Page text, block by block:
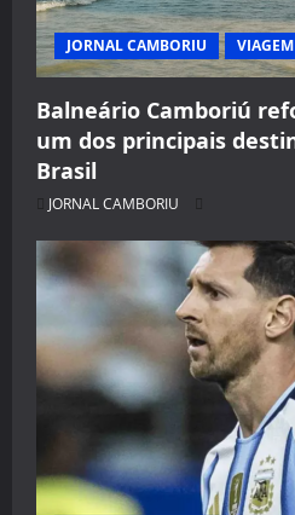
JORNAL CAMBORIU
Balneário Camboriú
um dos principais
Brasil
JORNAL CAMBORIU